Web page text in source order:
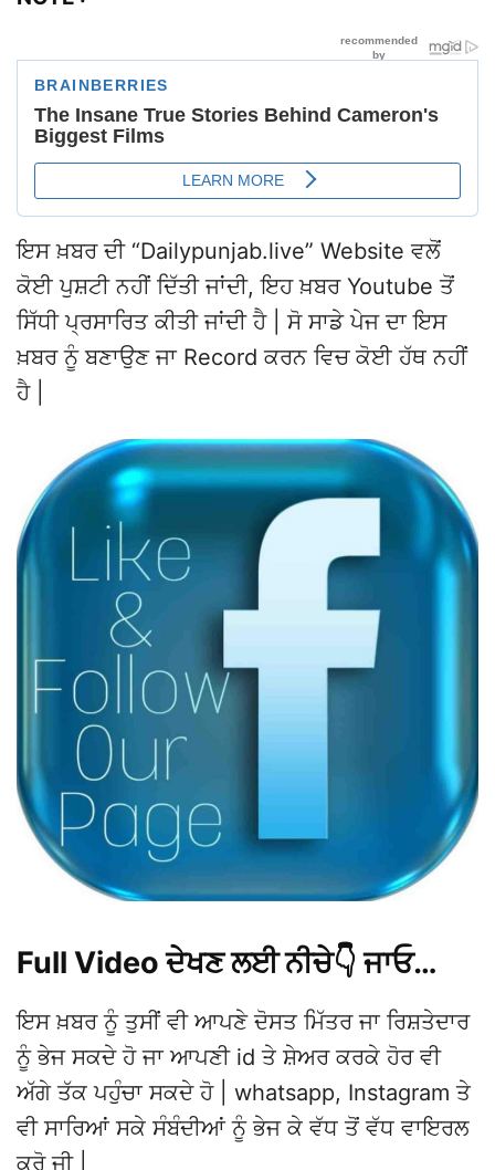
ਇਸ ਖ਼ਬਰ ਦੀ “Dailypunjab.live” Website ਵਲੋਂ
ਕੋਈ ਪੁਸ਼ਟੀ ਨਹੀਂ ਦਿੱਤੀ ਜਾਂਦੀ, ਇਹ ਖ਼ਬਰ Youtube ਤੋਂ
ਸਿੱਧੀ ਪ੍ਰਸਾਰਿਤ ਕੀਤੀ ਜਾਂਦੀ ਹੈ | ਸੋ ਸਾਡੇ ਪੇਜ ਦਾ ਇਸ
ਖ਼ਬਰ ਨੂੰ ਬਣਾਉਣ ਜਾ Record ਕਰਨ ਵਿਚ ਕੋਈ ਹੱਥ ਨਹੀਂ
ਹੈ |
Full Video ਦੇਖਣ ਲਈ ਨੀਚੇ👇 ਜਾਓ…
ਇਸ ਖ਼ਬਰ ਨੂੰ ਤੁਸੀਂ ਵੀ ਆਪਣੇ ਦੋਸਤ ਮਿੱਤਰ ਜਾ ਰਿਸ਼ਤੇਦਾਰ
ਨੂੰ ਭੇਜ ਸਕਦੇ ਹੋ ਜਾ ਆਪਣੀ id ਤੇ ਸ਼ੇਅਰ ਕਰਕੇ ਹੋਰ ਵੀ
ਅੱਗੇ ਤੱਕ ਪਹੁੰਚਾ ਸਕਦੇ ਹੋ | whatsapp, Instagram ਤੇ
ਵੀ ਸਾਰਿਆਂ ਸਕੇ ਸੰਬੰਦੀਆਂ ਨੂੰ ਭੇਜ ਕੇ ਵੱਧ ਤੋਂ ਵੱਧ ਵਾਇਰਲ
ਕਰੋ ਜੀ |